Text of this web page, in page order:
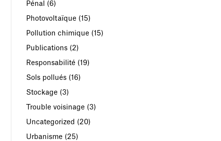
Pénal (6)
Photovoltaïque (15)
Pollution chimique (15)
Publications (2)
Responsabilité (19)
Sols pollués (16)
Stockage (3)
Trouble voisinage (3)
Uncategorized (20)
Urbanisme (25)